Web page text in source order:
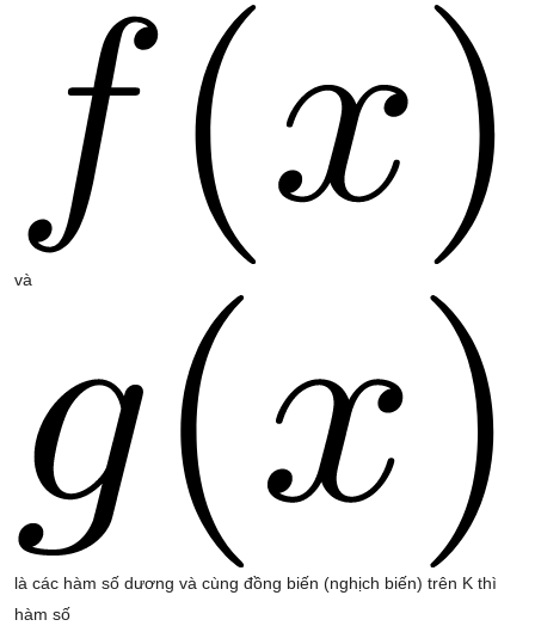
và
là các hàm số dương và cùng đồng biến (nghịch biến) trên K thì
hàm số